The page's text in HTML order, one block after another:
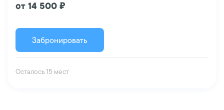
от 14 500 ₽
Забронировать
Осталось 15 мест